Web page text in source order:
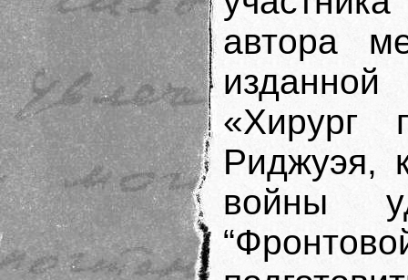
автора
«Хирург
Риджуэя,
войны